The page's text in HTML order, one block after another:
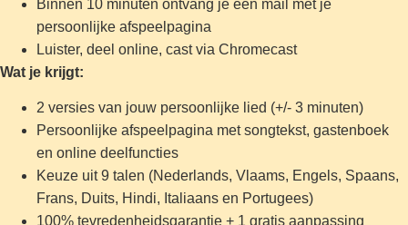
Binnen 10 minuten ontvang je een mail met je
persoonlijke afspeelpagina
Luister, deel online, cast via Chromecast
Wat je krijgt:
2 versies van jouw persoonlijke lied (+/- 3 minuten)
Persoonlijke afspeelpagina met songtekst, gastenboek
en online deelfuncties
Keuze uit 9 talen (Nederlands, Vlaams, Engels, Spaans,
Frans, Duits, Hindi, Italiaans en Portugees)
100% tevredenheidsgarantie + 1 gratis aanpassing